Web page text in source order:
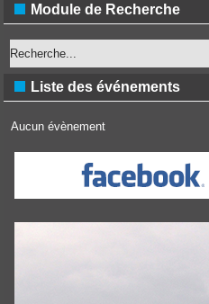
Module de Recherche
Liste des événements
Aucun évènement